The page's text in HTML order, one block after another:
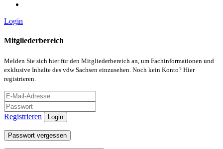
Login
Mitgliederbereich
Melden Sie sich hier für den Mitgliederbereich an, um Fachinformationen und
exklusive Inhalte des vdw Sachsen einzusehen. Noch kein Konto? Hier
registrieren.
Registrieren Login
Passwort vergessen